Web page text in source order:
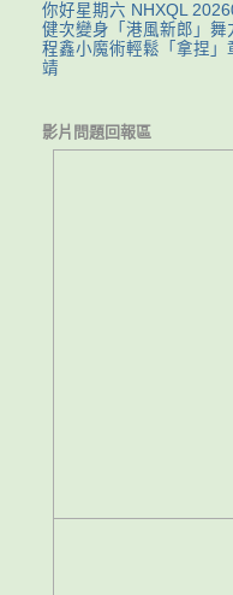
你好星期六 NHXQL
健次變身「港風新郎」舞
程鑫小魔術輕鬆「拿捏」
靖
影片問題回報區